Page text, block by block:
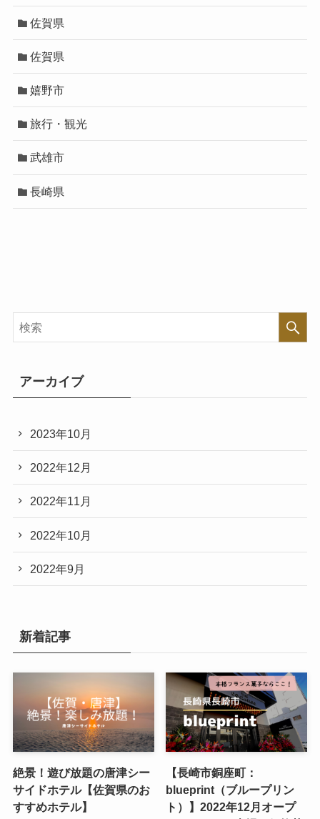
佐賀県
佐賀県
嬉野市
旅行・観光
武雄市
長崎県
アーカイブ
2023年10月
2022年12月
2022年11月
2022年10月
2022年9月
新着記事
絶景！遊び放題の唐津シー
サイドホテル【佐賀県のお
すすめホテル】
【長崎市銅座町：
blueprint（ブループリン
ト）】2022年12月オープ